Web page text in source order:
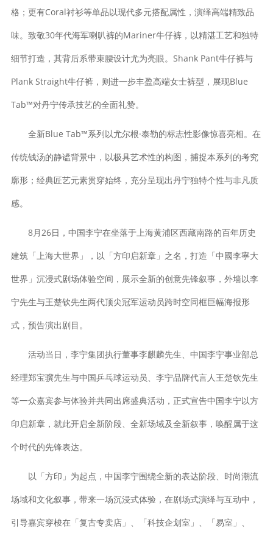
格；更有Coral衬衫等单品以现代多元搭配属性，演绎高端精致品
味。致敬30年代海军喇叭裤的Mariner牛仔裤，以精湛工艺和独特
细节打造，其背后系带束腰设计尤为亮眼。Shank Pant牛仔裤与
Plank Straight牛仔裤，则进一步丰盈高端女士裤型，展现Blue
Tab™对丹宁传承技艺的全面礼赞。
全新Blue Tab™系列以尤尔根·泰勒的标志性影像惊喜亮相。在
传统钱汤的静谧背景中，以极具艺术性的构图，捕捉本系列的考究
廓形；经典匠艺元素贯穿始终，充分呈现出丹宁独特个性与非凡质
感。
8月26日，中国李宁在坐落于上海黄浦区西藏南路的百年历史
建筑「上海大世界」，以「方印启新章」之名，打造「中國李寧大
世界」沉浸式剧场体验空间，展示全新的创意先锋叙事，外墙以李
宁先生与王楚钦先生两代顶尖冠军运动员跨时空同框巨幅海报形
式，预告演出剧目。
活动当日，李宁集团执行董事李麒麟先生、中国李宁事业部总
经理郑宝骥先生与中国乒乓球运动员、李宁品牌代言人王楚钦先生
等一众嘉宾参与体验并共同出席盛典活动，正式宣告中国李宁以方
印启新章，就此开启全新阶段、全新场域及全新叙事，唤醒属于这
个时代的先锋表达。
以「方印」为起点，中国李宁围绕全新的表达阶段、时尚潮流
场域和文化叙事，带来一场沉浸式体验，在剧场式演绎与互动中，
引导嘉宾穿梭在「复古专卖店」、「科技企划室」、「易室」、